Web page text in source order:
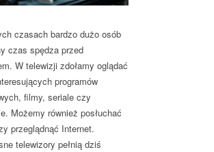
czasach bardzo dużo osób
czas spędza przed
W telewizji zdołamy oglądać
programów
filmy, seriale czy
Możemy również posłuchać
przeglądnąć Internet.
telewizory pełnią dziś